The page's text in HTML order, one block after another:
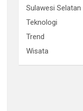
Sulawesi Selatan
Teknologi
Trend
Wisata